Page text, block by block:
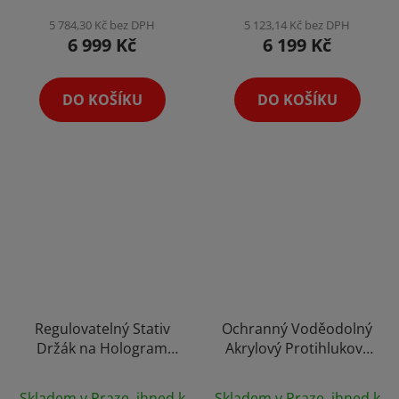
5 784,30 Kč bez DPH
6 999 Kč
DO KOŠÍKU
Ventilátor HD
je
5,0
5
hvězdiček.
5 123,14 Kč bez DPH
6 199 Kč
DO KOŠÍKU
Regulovatelný Stativ
Držák na Hologram
Uchycením Výběr
Ochranný Voděodolný
Akrylový Protihlukový
Hologramy s 1/4"